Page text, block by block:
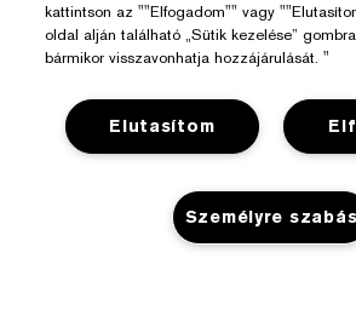
Rendelés Nyomon Követése
Kapcsolat
Kapcsolat a Gyártóval
Szállítási Adatok
Visszaküldés És Csere
Az Estée Lauderről
Felelősségvállalás
Vállalati Információk
Üzlet
Adatvédelem És Feltételek
Adatvédelmi Szabályzat
kattintson az ""Elfogadom"" vagy
oldal alján található „Sütik kezelése”
bármikor visszavonhatja hozzájárulását. "
Elutasítom
Személyre szabás